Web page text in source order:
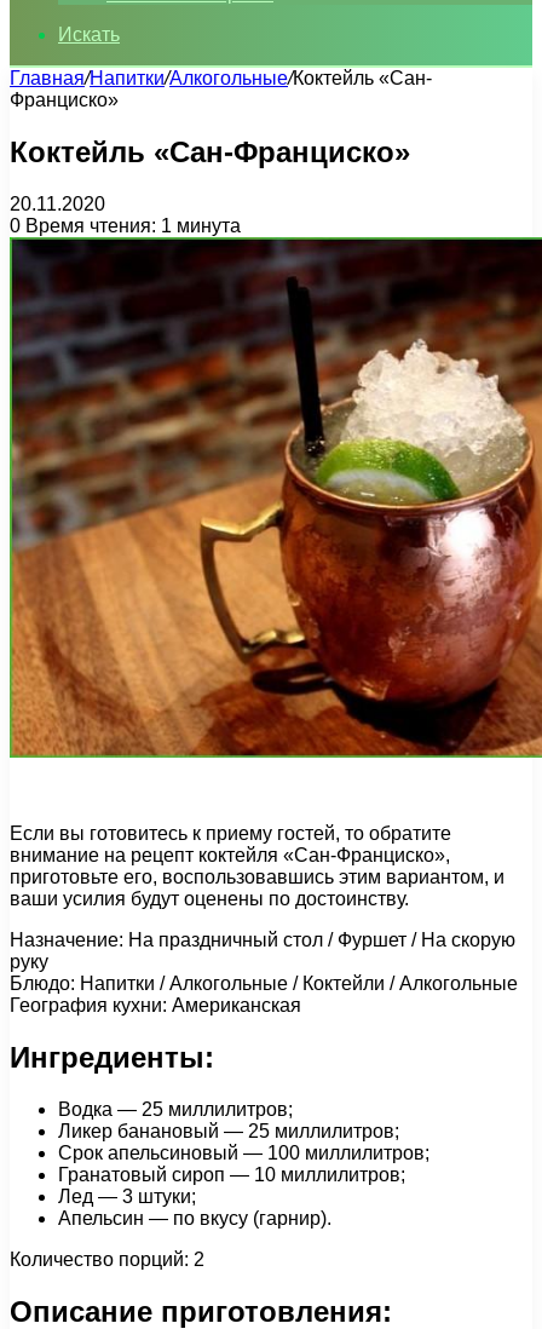
Искать
Главная/Напитки/Алкогольные/Коктейль «Сан-
Франциско»
Коктейль «Сан-Франциско»
20.11.2020
0 Время чтения: 1 минута
Если вы готовитесь к приему гостей, то обратите
внимание на рецепт коктейля «Сан-Франциско»,
приготовьте его, воспользовавшись этим вариантом, и
ваши усилия будут оценены по достоинству.
Назначение: На праздничный стол / Фуршет / На скорую
руку
Блюдо: Напитки / Алкогольные / Коктейли / Алкогольные
География кухни: Американская
Ингредиенты:
Водка — 25 миллилитров;
Ликер банановый — 25 миллилитров;
Срок апельсиновый — 100 миллилитров;
Гранатовый сироп — 10 миллилитров;
Лед — 3 штуки;
Апельсин — по вкусу (гарнир).
Количество порций: 2
Описание приготовления: